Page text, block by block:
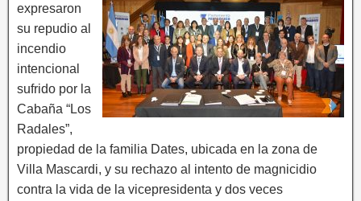
expresaron
su repudio al
incendio
intencional
sufrido por la
Cabaña “Los
Radales”,
propiedad de la familia Dates, ubicada en la zona de
Villa Mascardi, y su rechazo al intento de magnicidio
contra la vida de la vicepresidenta y dos veces